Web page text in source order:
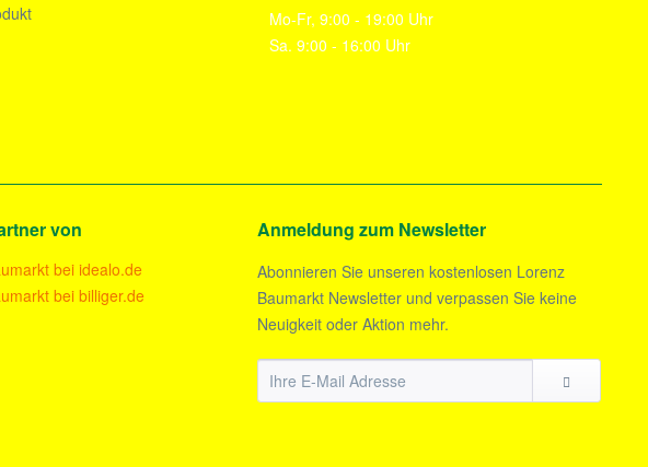
Mo-Fr, 9:00 - 19:00 Uhr
Sa. 9:00 - 16:00 Uhr
von Anmeldung zum Newsletter
Abonnieren Sie unseren kostenlosen Lorenz
Baumarkt Newsletter und verpassen Sie keine
Neuigkeit oder Aktion mehr.